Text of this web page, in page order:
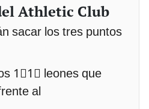
Athletic Club
sacar los tres puntos
1⃣1⃣ leones que
al